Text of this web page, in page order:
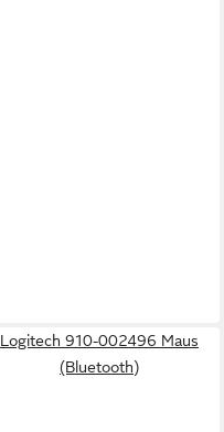
Logitech 910-002496 Maus
(Bluetooth)